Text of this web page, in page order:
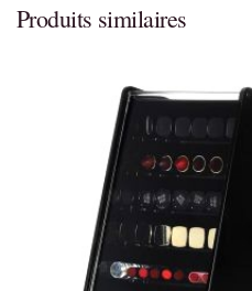
Produits similaires